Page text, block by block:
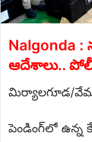
Nalgonda :
ఆదేశాలు..
మిర్యాలగూడ/
పెండింగ్‌లో ఉన్న